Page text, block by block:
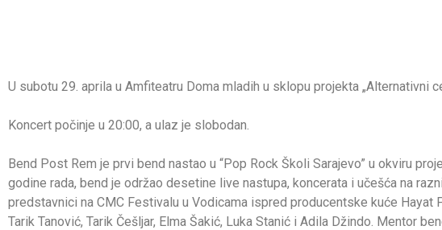
U subotu 29. aprila u Amfiteatru Doma mladih u sklopu projekta „Alternativni
Koncert počinje u 20:00, a ulaz je slobodan.
Bend Post Rem je prvi bend nastao u “Pop Rock Školi Sarajevo” u okviru
godine rada, bend je održao desetine live nastupa, koncerata i učešća na
predstavnici na CMC Festivalu u Vodicama ispred producentske kuće Hayat
Tarik Tanović, Tarik Češljar, Elma Šakić, Luka Stanić i Adila Džindo. Mentor